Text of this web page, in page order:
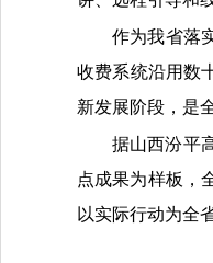
作为我省落
收费系统沿用数
新发展阶段，是
据山西汾平
点成果为样板，
以实际行动为全